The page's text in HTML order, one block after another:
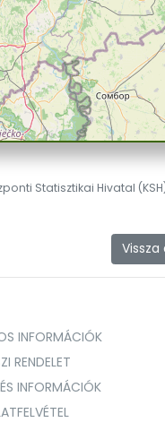
Statisztikai Hivatal
INFORMÁCIÓK
RENDELET
INFORMÁCIÓK